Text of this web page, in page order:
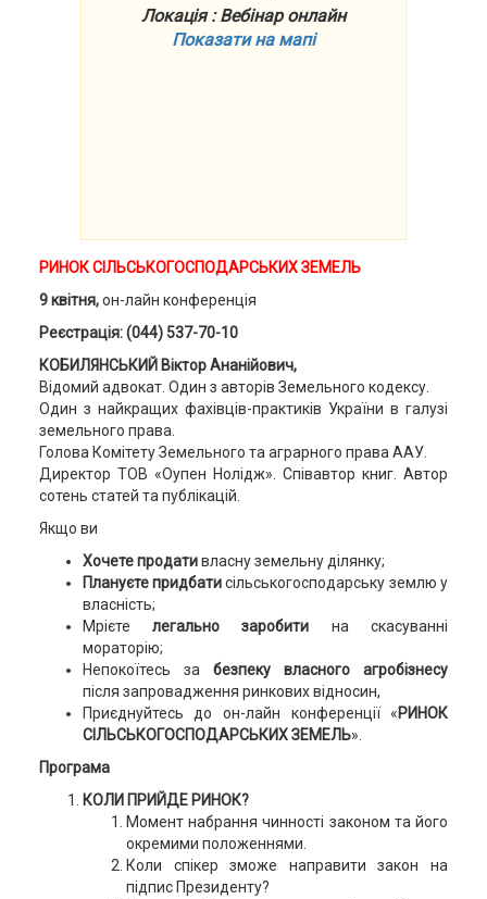
Локація : Вебінар онлайн
Показати на мапі
РИНОК СІЛЬСЬКОГОСПОДАРСЬКИХ ЗЕМЕЛЬ
9 квітня,он-лайн конференція
Реєстрація: (044) 537-70-10
КОБИЛЯНСЬКИЙ Віктор Ананійович,
Відомий адвокат. Один з авторів Земельного кодексу.
Один з найкращих фахівців-практиків України в галузі
земельного права.
Голова Комітету Земельного та аграрного права ААУ.
Директор ТОВ «Оупен Нолідж». Співавтор книг. Автор
сотень статей та публікацій.
Якщо ви
Хочете продативласну земельну ділянку;
Плануєте придбатисільськогосподарську землю у
власність;
Мрієтелегально заробити на скасуванні
мораторію;
Непокоїтесь за безпеку власного агробізнесу
після запровадження ринкових відносин,
Приєднуйтесь до он-лайн конференції «РИНОК
СІЛЬСЬКОГОСПОДАРСЬКИХ ЗЕМЕЛЬ».
Програма
КОЛИ ПРИЙДЕ РИНОК?
Момент набрання чинності законом та його
окремими положеннями.
Коли спікер зможе направити закон на
підпис Президенту?